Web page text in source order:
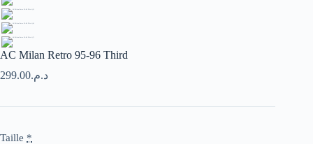
AC Milan Retro 95-96 Third
د.م.299.00
Taille *